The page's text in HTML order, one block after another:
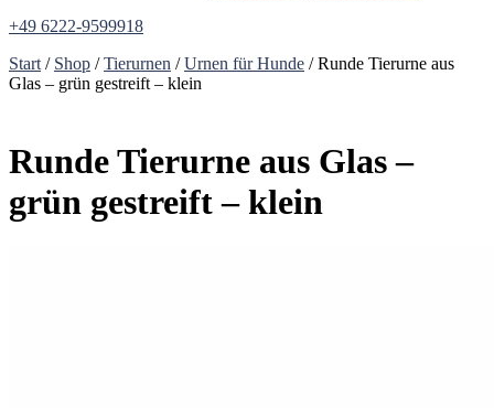
+49 6222-9599918
Start / Shop /Tierurnen /Urnen für Hunde / Runde Tierurne aus
Glas – grün gestreift – klein
Runde Tierurne aus Glas –
grün gestreift – klein